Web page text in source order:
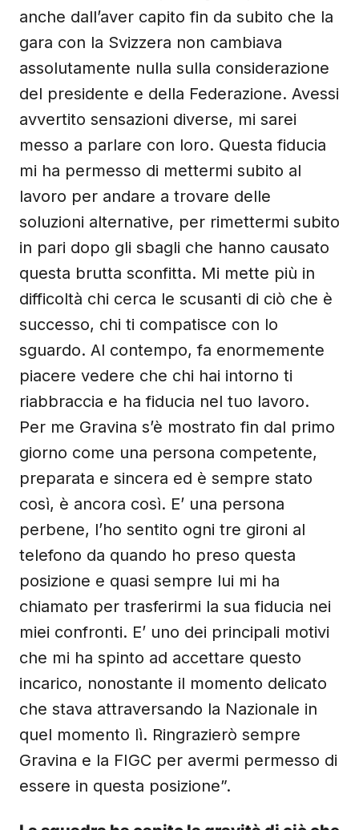
anche dall’aver capito fin da subito che la
gara con la Svizzera non cambiava
assolutamente nulla sulla considerazione
del presidente e della Federazione. Avessi
avvertito sensazioni diverse, mi sarei
messo a parlare con loro. Questa fiducia
mi ha permesso di mettermi subito al
lavoro per andare a trovare delle
soluzioni alternative, per rimettermi subito
in pari dopo gli sbagli che hanno causato
questa brutta sconfitta. Mi mette più in
difficoltà chi cerca le scusanti di ciò che è
successo, chi ti compatisce con lo
sguardo. Al contempo, fa enormemente
piacere vedere che chi hai intorno ti
riabbraccia e ha fiducia nel tuo lavoro.
Per me Gravina s’è mostrato fin dal primo
giorno come una persona competente,
preparata e sincera ed è sempre stato
così, è ancora così. E’ una persona
perbene, l’ho sentito ogni tre gironi al
telefono da quando ho preso questa
posizione e quasi sempre lui mi ha
chiamato per trasferirmi la sua fiducia nei
miei confronti. E’ uno dei principali motivi
che mi ha spinto ad accettare questo
incarico, nonostante il momento delicato
che stava attraversando la Nazionale in
quel momento lì. Ringrazierò sempre
Gravina e la FIGC per avermi permesso di
essere in questa posizione”.